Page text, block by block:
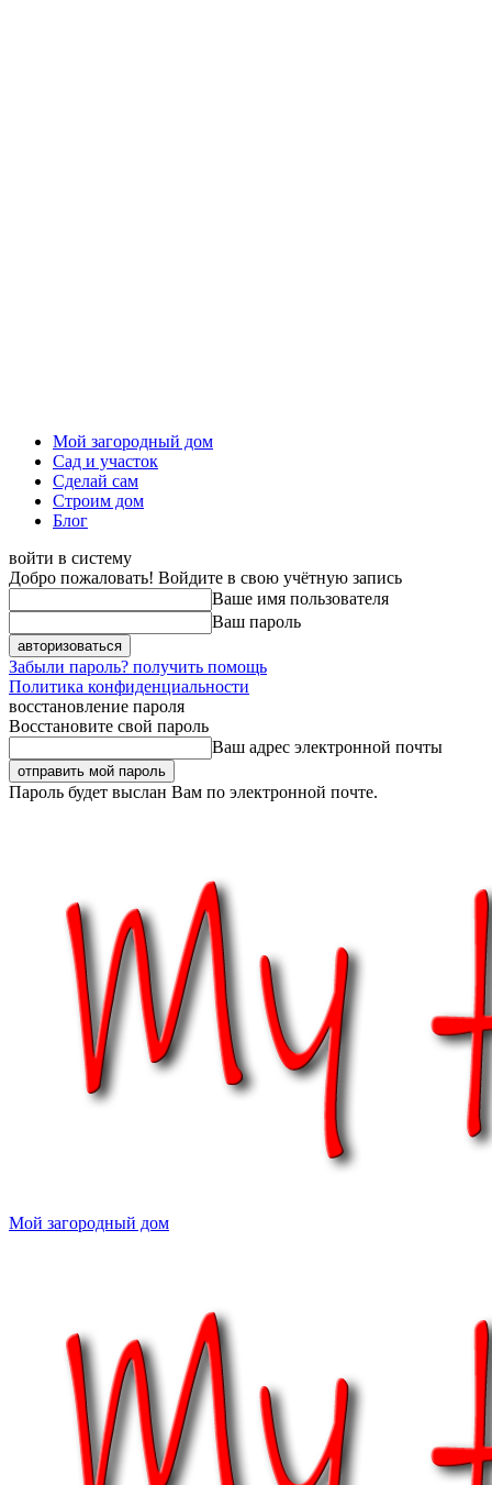
Мой загородный дом
Сад и участок
Сделай сам
Строим дом
Блог
войти в систему
Добро пожаловать! Войдите в свою учётную запись
Ваше имя пользователя
Ваш пароль
Забыли пароль? получить помощь
Политика конфиденциальности
восстановление пароля
Восстановите свой пароль
Ваш адрес электронной почты
Пароль будет выслан Вам по электронной почте.
Мой загородный дом